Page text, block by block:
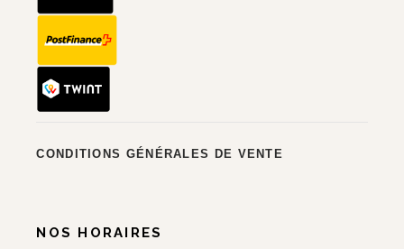
CONDITIONS GÉNÉRALES DE VENTE
NOS HORAIRES